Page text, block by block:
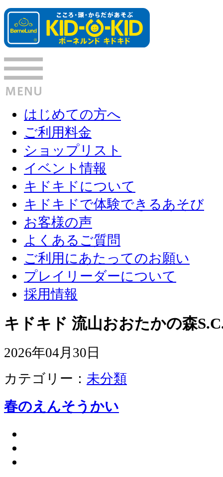
はじめての方へ
ご利用料金
ショップリスト
イベント情報
キドキドについて
キドキドで体験できるあそび
お客様の声
よくあるご質問
ご利用にあたってのお願い
プレイリーダーについて
採用情報
キドキド 流山おおたかの森
2026年04月30日
カテゴリー： 未分類
春のえんそうかい